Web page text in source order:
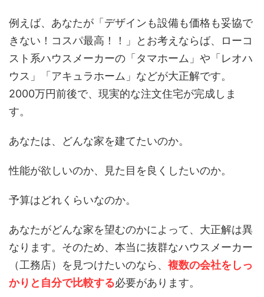
例えば、あなたが「デザインも設備も価格も妥協で
きない！コスパ最高！！」とお考えならば、ローコ
スト系ハウスメーカーの「タマホーム」や「レオハ
ウス」「アキュラホーム」などが大正解です。
2000万円前後で、現実的な注文住宅が完成しま
す。
あなたは、どんな家を建てたいのか。
性能が欲しいのか、見た目を良くしたいのか。
予算はどれくらいなのか。
あなたがどんな家を望むのかによって、大正解は異
なります。そのため、本当に抜群なハウスメーカー
（工務店）を見つけたいのなら、 複数の会社をしっ
かりと自分で比較する必要があります。